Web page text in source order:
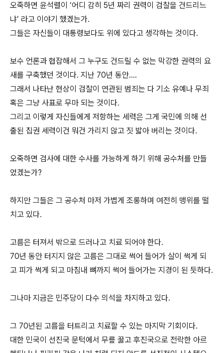
오죽하면 윤석렬이 ‘어디 감히 5년 짜리 권력이 검찰을 건드리느
냐’ 라고 이야기 했겠는가.
그들은 자신들이 대통령보다도 위에 있다고 생각하는 것이다.
보수 언론과 협잡해서 그 누구도 건드릴 수 없는 막강한 권력의 요
새를 구축했던 것이다. 지난 70년 동안….
그래서 나타난 현상이 검찰이 연관된 범죄는 다 기소 유예나 무죄
혹은 그냥 사표로 무마 되는 것이다.
그리고 이렇게 자신들에게 저항하는 세력은 그게 국민에 의해 선
출된 집권 세력이건 뭐건 가리지 않고 짓 밟아 버리는 것이다.
오죽하면 검사에 대한 수사를 가능하게 하기 위해 공수처를 만들
었겠는가?
하지만 그들은 그 공수처 마저 가볍게 조롱하며 여전히 맹위를 떨
치고 있다.
고름은 터져서 밖으로 드러나고 치료 되어야 한다.
70년 동안 터지지 않은 고름은 그대로 썩어 들어가 살이 썩게 되
고 피가 썩게 되고 마침내 뼈까지 썩어 들어가는 지경이 된 듯하다.
그나마 지금은 민주당이 다수 의석을 차지하고 있다.
그 70년된 고름을 터트리고 치료할 수 있는 마지막 기회이다.
대한 민국이 선진국 문턱에서 무릎 꿇고 후진국으로 전락한 아르